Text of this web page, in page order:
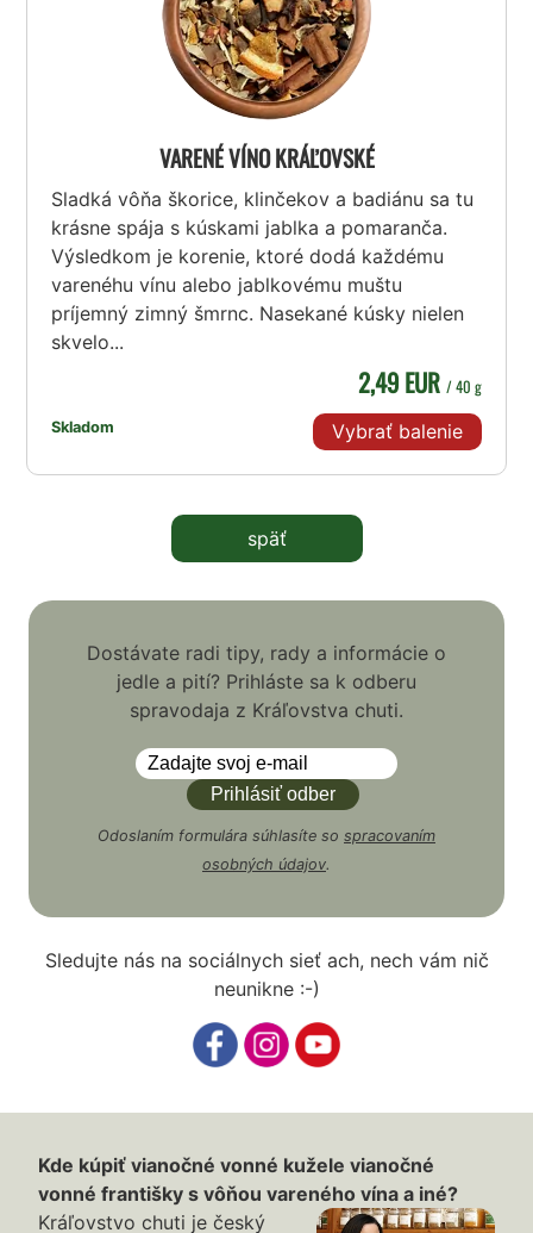
VARENÉ VÍNO KRÁĽOVSKÉ
Sladká vôňa škorice, klinčekov a badiánu sa tu
krásne spája s kúskami jablka a pomaranča.
Výsledkom je korenie, ktoré dodá každému
varenéhu vínu alebo jablkovému muštu
príjemný zimný šmrnc. Nasekané kúsky nielen
skvelo...
Skladom
2,49 EUR / 40 g
Vybrať balenie
späť
Dostávate radi tipy, rady a informácie o
jedle a pití? Prihláste sa k odberu
spravodaja z Kráľovstva chuti.
Odoslaním formulára súhlasíte so spracovaním
osobných údajov.
Sledujte nás na sociálnych sieť ach, nech vám nič
neunikne :-)
Kde kúpiť vianočné vonné kužele vianočné
vonné františky s vôňou vareného vína a iné?
Kráľovstvo chuti je český